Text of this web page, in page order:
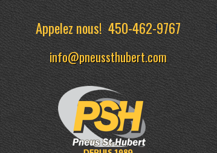
Appelez nous!450-462-9767
info@pneussthubert.com